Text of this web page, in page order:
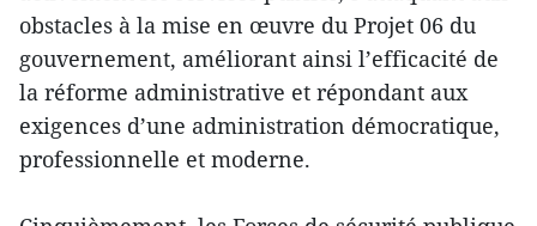
obstacles à la mise en œuvre du Projet 06 du
gouvernement, améliorant ainsi l’efficacité de
la réforme administrative et répondant aux
exigences d’une administration démocratique,
professionnelle et moderne.